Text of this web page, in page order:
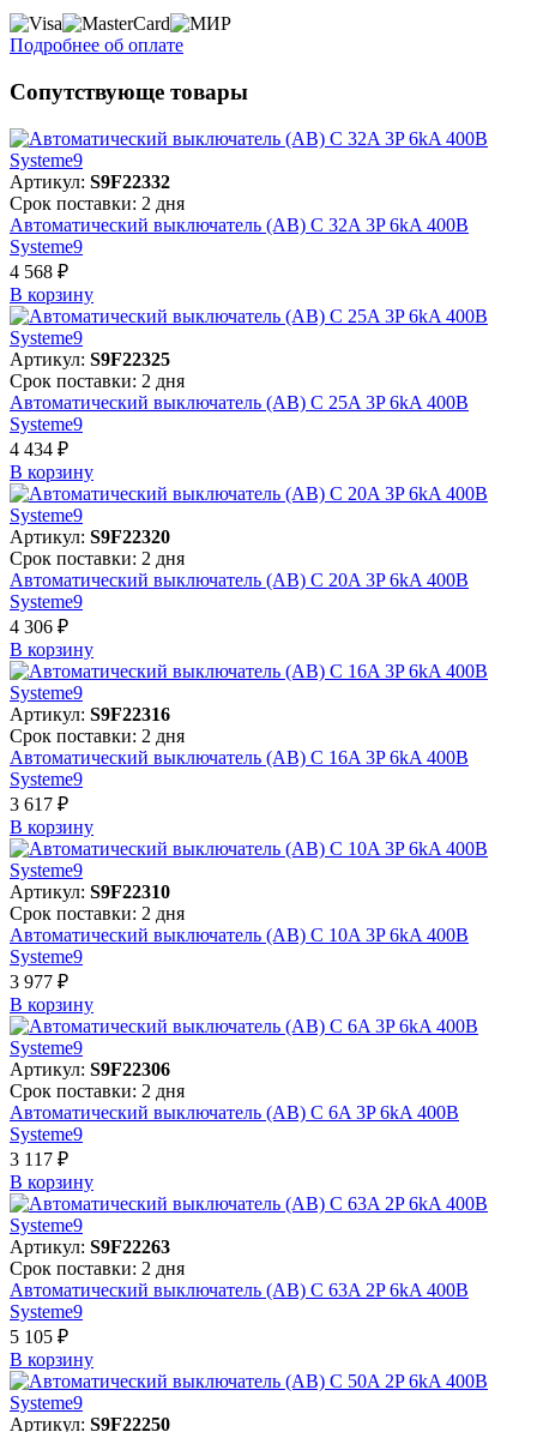
Подробнее об оплате
Сопутствующе товары
Артикул: S9F22332
Срок поставки: 2 дня
Автоматический выключатель (АВ) C 32A 3P 6kA 400В
Systeme9
4 568 ₽
В корзинy
Артикул: S9F22325
Срок поставки: 2 дня
Автоматический выключатель (АВ) C 25A 3P 6kA 400В
Systeme9
4 434 ₽
В корзинy
Артикул: S9F22320
Срок поставки: 2 дня
Автоматический выключатель (АВ) C 20A 3P 6kA 400В
Systeme9
4 306 ₽
В корзинy
Артикул: S9F22316
Срок поставки: 2 дня
Автоматический выключатель (АВ) C 16A 3P 6kA 400В
Systeme9
3 617 ₽
В корзинy
Артикул: S9F22310
Срок поставки: 2 дня
Автоматический выключатель (АВ) C 10A 3P 6kA 400В
Systeme9
3 977 ₽
В корзинy
Артикул: S9F22306
Срок поставки: 2 дня
Автоматический выключатель (АВ) C 6A 3P 6kA 400В
Systeme9
3 117 ₽
В корзинy
Артикул: S9F22263
Срок поставки: 2 дня
Автоматический выключатель (АВ) C 63A 2P 6kA 400В
Systeme9
5 105 ₽
В корзинy
Артикул: S9F22250